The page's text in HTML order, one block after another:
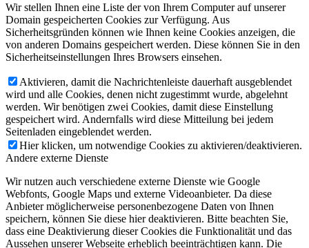
Wir stellen Ihnen eine Liste der von Ihrem Computer auf unserer
Domain gespeicherten Cookies zur Verfügung. Aus
Sicherheitsgründen können wie Ihnen keine Cookies anzeigen, die
von anderen Domains gespeichert werden. Diese können Sie in den
Sicherheitseinstellungen Ihres Browsers einsehen.
Aktivieren, damit die Nachrichtenleiste dauerhaft ausgeblendet
wird und alle Cookies, denen nicht zugestimmt wurde, abgelehnt
werden. Wir benötigen zwei Cookies, damit diese Einstellung
gespeichert wird. Andernfalls wird diese Mitteilung bei jedem
Seitenladen eingeblendet werden.
Hier klicken, um notwendige Cookies zu aktivieren/deaktivieren.
Andere externe Dienste
Wir nutzen auch verschiedene externe Dienste wie Google
Webfonts, Google Maps und externe Videoanbieter. Da diese
Anbieter möglicherweise personenbezogene Daten von Ihnen
speichern, können Sie diese hier deaktivieren. Bitte beachten Sie,
dass eine Deaktivierung dieser Cookies die Funktionalität und das
Aussehen unserer Webseite erheblich beeinträchtigen kann. Die